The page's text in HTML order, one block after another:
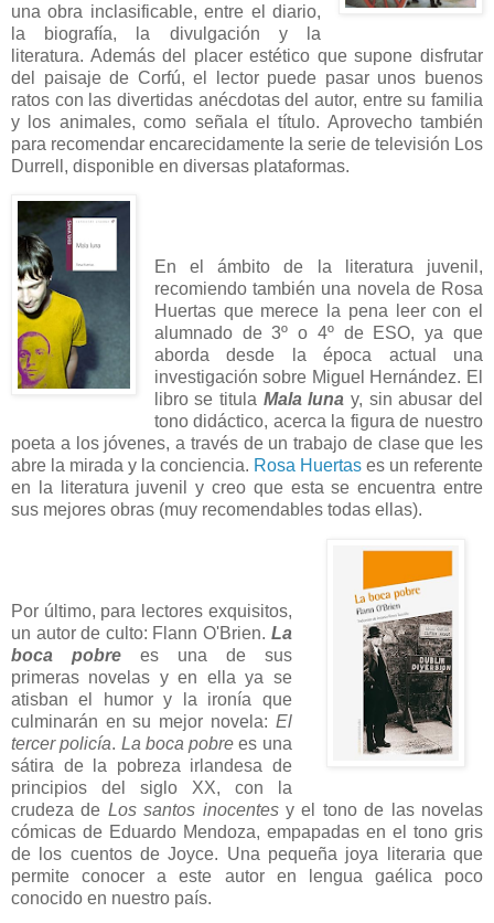
una obra inclasificable, entre el diario,
la biografía, la divulgación y la
literatura. Además del placer estético que supone disfrutar
del paisaje de Corfú, el lector puede pasar unos buenos
ratos con las divertidas anécdotas del autor, entre su familia
y los animales, como señala el título. Aprovecho también
para recomendar encarecidamente la serie de televisión Los
Durrell, disponible en diversas plataformas.
En el ámbito de la literatura juvenil,
recomiendo también una novela de Rosa
Huertas que merece la pena leer con el
alumnado de 3º o 4º de ESO, ya que
aborda desde la época actual una
investigación sobre Miguel Hernández. El
libro se titula Mala luna y, sin abusar del
tono didáctico, acerca la figura de nuestro
poeta a los jóvenes, a través de un trabajo de clase que les
abre la mirada y la conciencia. Rosa Huertas es un referente
en la literatura juvenil y creo que esta se encuentra entre
sus mejores obras (muy recomendables todas ellas).
Por último, para lectores exquisitos,
un autor de culto: Flann O'Brien. La
boca pobrees una de sus
primeras novelas y en ella ya se
atisban el humor y la ironía que
culminarán en su mejor novela: El
tercer policía. La boca pobre es una
sátira de la pobreza irlandesa de
principios del siglo XX, con la
crudeza de Los santos inocentesy el tono de las novelas
cómicas de Eduardo Mendoza, empapadas en el tono gris
de los cuentos de Joyce. Una pequeña joya literaria que
permite conocer a este autor en lengua gaélica poco
conocido en nuestro país.